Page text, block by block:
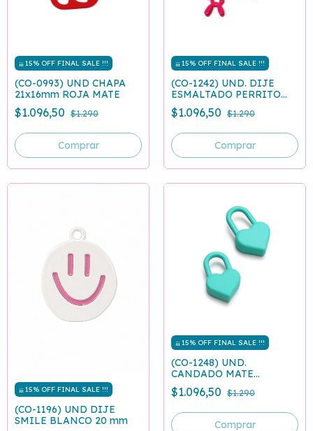
¡¡¡ 15% OFF FINAL SALE !!!
(CO-0993) UND CHAPA
21x16mm ROJA MATE
$1.096,50 $1.290
¡¡¡ 15% OFF FINAL SALE !!!
(CO-1242) UND. DIJE
ESMALTADO PERRITO
GLOBO FUCSIA
$1.096,50 $1.290
¡¡¡ 15% OFF FINAL SALE !!!
(CO-1196) UND DIJE
SMILE BLANCO 20 mm
¡¡¡ 15% OFF FINAL SALE !!!
(CO-1248) UND.
CANDADO MATE
TURQUESA
$1.096,50 $1.290